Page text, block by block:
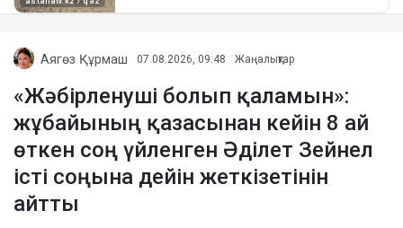
Аягөз Құрмаш 07.08.2026, 09:48 Жаңалықтар
«Жәбірленуші болып қаламын»:
жұбайының қазасынан кейін 8 ай
өткен соң үйленген Әділет Зейнел
істі соңына дейін жеткізетінін
айтты